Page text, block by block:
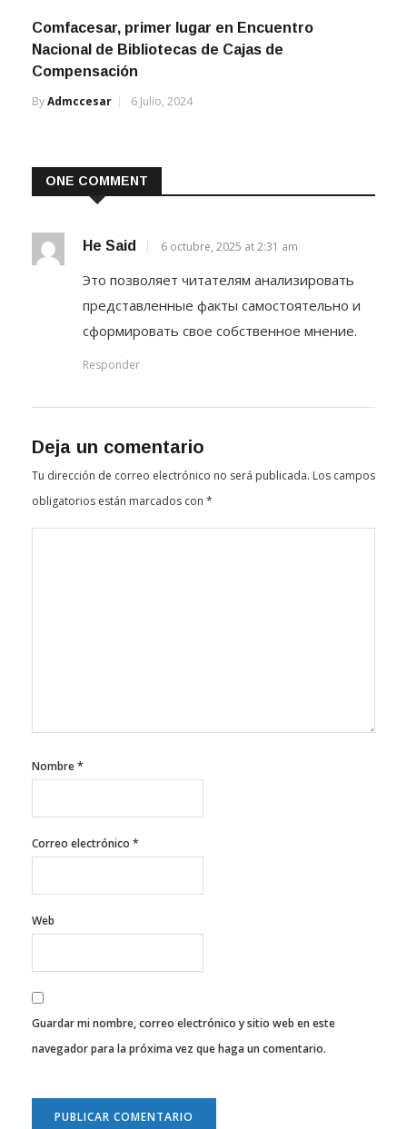
Comfacesar, primer lugar en Encuentro
Nacional de Bibliotecas de Cajas de
Compensación
ByAdmccesar 6 Julio, 2024
ONE COMMENT
He Said 6 octubre, 2025 at 2:31 am
Это позволяет читателям анализировать
представленные факты самостоятельно и
сформировать свое собственное мнение.
Responder
Deja un comentario
Tu dirección de correo electrónico no será publicada. Los campos
obligatorios están marcados con *
Nombre*
Correo electrónico *
Web
Guardar mi nombre, correo electrónico y sitio web en este
navegador para la próxima vez que haga un comentario.